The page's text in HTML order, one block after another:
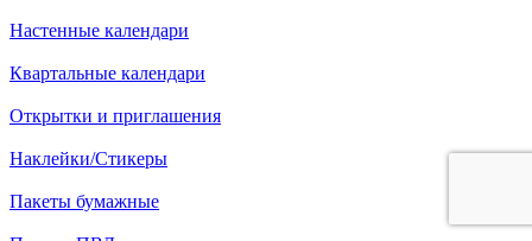
Настенные календари
Квартальные календари
Открытки и приглашения
Наклейки/Стикеры
Пакеты бумажные